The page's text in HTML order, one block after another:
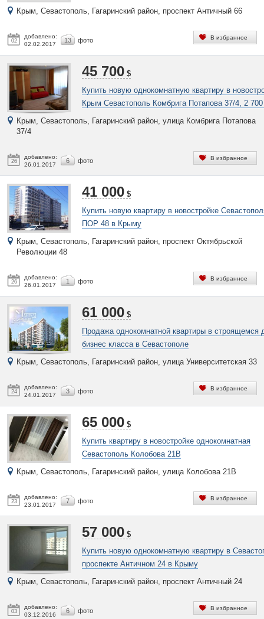
02
добавлено:
02.02.2017
13 фото
Крым, Севастополь, Гагаринский район, проспект Античный 66
В избранное
26
добавлено:
26.01.2017
6 фото
45 700 $
Купить новую однокомнатную квартиру в
Крым Севастополь Комбрига Потапова 37/4, 2
Крым, Севастополь, Гагаринский район, улица Комбрига Потапова
37/4
В избранное
26
добавлено:
26.01.2017
1 фото
41 000 $
Купить новую квартиру в новостройке
ПОР 48 в Крыму
Крым, Севастополь, Гагаринский район, проспект Октябрьской
Революции 48
В избранное
24
добавлено:
24.01.2017
3 фото
61 000 $
Продажа однокомнатной квартиры в строящемся
бизнес класса в Севастополе
Крым, Севастополь, Гагаринский район, улица Университетская 33
В избранное
23
добавлено:
23.01.2017
7 фото
65 000 $
Купить квартиру в новостройке однокомнатная
Севастополь Колобова 21В
Крым, Севастополь, Гагаринский район, улица Колобова 21В
В избранное
03
добавлено:
03.12.2016
6 фото
57 000 $
Купить новую однокомнатную квартиру в
проспекте Античном 24 в Крыму
Крым, Севастополь, Гагаринский район, проспект Античный 24
В избранное